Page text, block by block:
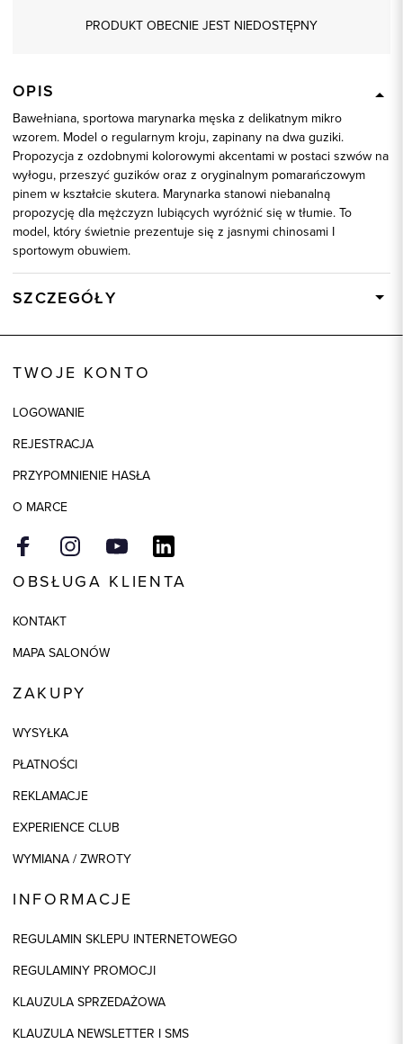
PRODUKT OBECNIE JEST NIEDOSTĘPNY
OPIS
Bawełniana, sportowa marynarka męska z delikatnym mikro
wzorem. Model o regularnym kroju, zapinany na dwa guziki.
Propozycja z ozdobnymi kolorowymi akcentami w postaci szwów na
wyłogu, przeszyć guzików oraz z oryginalnym pomarańczowym
pinem w kształcie skutera. Marynarka stanowi niebanalną
propozycję dla mężczyzn lubiących wyróżnić się w tłumie. To
model, który świetnie prezentuje się z jasnymi chinosami I
sportowym obuwiem.
SZCZEGÓŁY
Składy podszewek
Model
TWOJE KONTO
LOGOWANIE
REJESTRACJA
PRZYPOMNIENIE HASŁA
O MARCE
OBSŁUGA KLIENTA
KONTAKT
MAPA SALONÓW
ZAKUPY
WYSYŁKA
PŁATNOŚCI
REKLAMACJE
EXPERIENCE CLUB
WYMIANA / ZWROTY
INFORMACJE
REGULAMIN SKLEPU INTERNETOWEGO
REGULAMINY PROMOCJI
KLAUZULA SPRZEDAŻOWA
KLAUZULA NEWSLETTER I SMS